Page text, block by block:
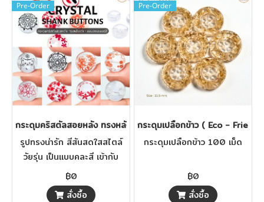
Pre-Order
กระดุมคริสตัลสอยหลัง ทรงหลังเต่า - แบบลงเลเซอร์สี (งานสั่งผลิต)
รูปทรงน่ารัก สีสันสดใสสไตล์
วัยรุ่น เป็นแบบคละสี เข้ากับ
เสื้อผ้า แฟชั่นได้ดี
฿0
สั่งซื้อ
Pre-Order
กระดุมเปลือกข้าว ( Eco -
กระดุมเปลือกข้าว 100 เม็ด
฿0
สั่งซื้อ